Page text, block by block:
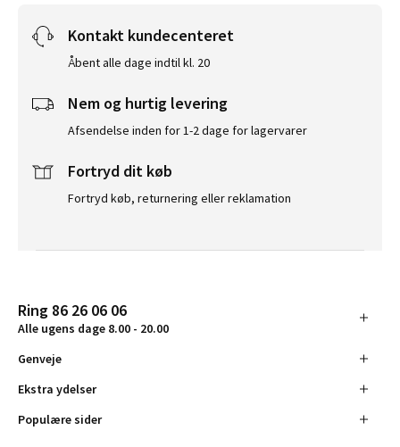
Kontakt kundecenteret
Åbent alle dage indtil kl. 20
Nem og hurtig levering
Afsendelse inden for 1-2 dage for lagervarer
Fortryd dit køb
Fortryd køb, returnering eller reklamation
Ring 86 26 06 06
Alle ugens dage 8.00 - 20.00
Genveje
Ekstra ydelser
Populære sider